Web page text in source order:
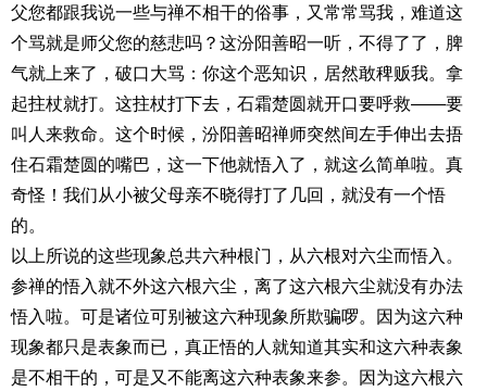
父您都跟我说一些与禅不相干的俗事，又常常骂我，难道这
个骂就是师父您的慈悲吗？这汾阳善昭一听，不得了了，脾
气就上来了，破口大骂：你这个恶知识，居然敢稗贩我。拿
起拄杖就打。这拄杖打下去，石霜楚圆就开口要呼救——要
叫人来救命。这个时候，汾阳善昭禅师突然间左手伸出去捂
住石霜楚圆的嘴巴，这一下他就悟入了，就这么简单啦。真
奇怪！我们从小被父母亲不晓得打了几回，就没有一个悟
的。
以上所说的这些现象总共六种根门，从六根对六尘而悟入。
参禅的悟入就不外这六根六尘，离了这六根六尘就没有办法
悟入啦。可是诸位可别被这六种现象所欺骗啰。因为这六种
现象都只是表象而已，真正悟的人就知道其实和这六种表象
是不相干的，可是又不能离这六种表象来参。因为这六根六